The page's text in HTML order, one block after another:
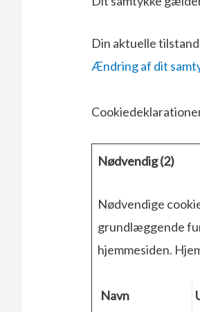
Din aktuelle
Ændring af dit
Nødvendig (2)
Nødvendige
grundlæggende
hjemmesiden.
Navn